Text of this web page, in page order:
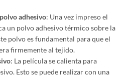
adhesivo: Una vez impreso el
un polvo adhesivo térmico sobre la
polvo es fundamental para que el
firmemente al tejido.
: La película se calienta para
Esto se puede realizar con una